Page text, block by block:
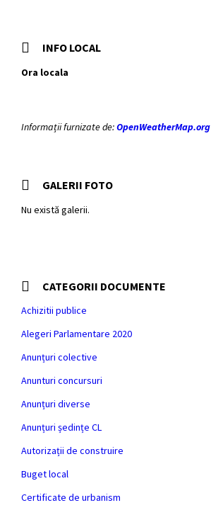
INFO LOCAL
Ora locala
Informații furnizate de:OpenWeatherMap.org
GALERII FOTO
Nu există galerii.
CATEGORII DOCUMENTE
Achizitii publice
Alegeri Parlamentare 2020
Anunțuri colective
Anunturi concursuri
Anunțuri diverse
Anunțuri ședințe CL
Autorizații de construire
Buget local
Certificate de urbanism